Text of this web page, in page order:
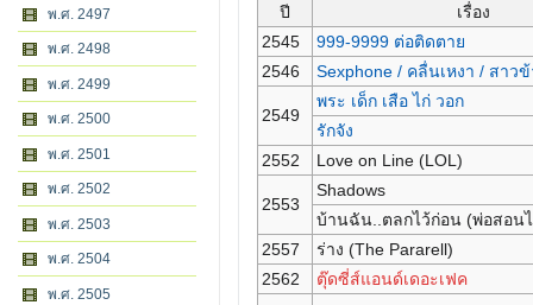
พ.ศ. 2497
พ.ศ. 2498
พ.ศ. 2499
พ.ศ. 2500
พ.ศ. 2501
พ.ศ. 2502
พ.ศ. 2503
พ.ศ. 2504
พ.ศ. 2505
ปี
เรื่อง
2545
999-9999 ต่อติดตาย
2546
Sexphone / คลื่นเหงา / สาว
2549
พระ เด็ก เสือ ไก่ วอก
รักจัง
2552
Love on Line (LOL)
2553
Shadows
บ้านฉัน..ตลกไว้ก่อน (พ่อสอน
2557
ร่าง (The Pararell)
2562
ตุ๊ดซี่ส์แอนด์เดอะเฟค